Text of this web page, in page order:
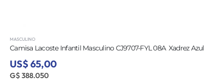
MASCULINO
Camisa Lacoste Infantil Masculino CJ9707-FYL 08A  Xadrez Azul
US$ 65,00
G$ 388.050